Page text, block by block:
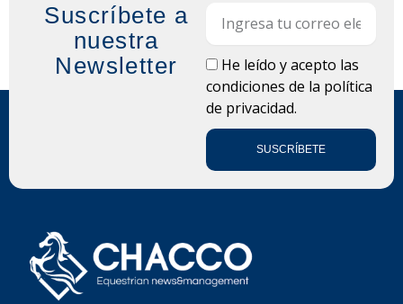
Suscríbete a
nuestra
Newsletter
LOPDHe leído y acepto las
condiciones de la política
de privacidad.
SUSCRÍBETE